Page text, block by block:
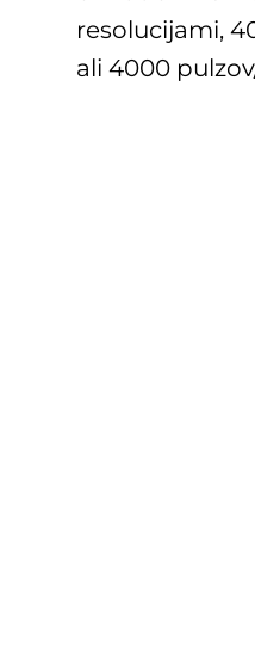
resolucijami,
ali 4000